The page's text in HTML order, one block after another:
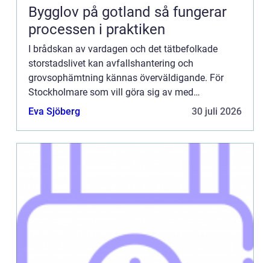
Bygglov på gotland så fungerar
processen i praktiken
I brådskan av vardagen och det tätbefolkade
storstadslivet kan avfallshantering och
grovsophämtning kännas överväldigande. För
Stockholmare som vill göra sig av med
skrymmande avfall utan krångel erbjuds...
Eva Sjöberg 30 juli 2026